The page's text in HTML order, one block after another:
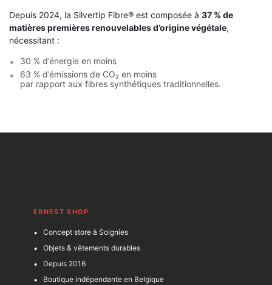
Depuis 2024, la Silvertip Fibre® est composée à 37 % de
matières premières renouvelables d’origine végétale,
nécessitant :
30 % d’énergie en moins
63 % d’émissions de CO₂ en moins
par rapport aux fibres synthétiques traditionnelles.
ERNEST SHOP
Concept store à Soignies
Objets & vêtements durables
Depuis 2016
Boutique indépendante en Belgique